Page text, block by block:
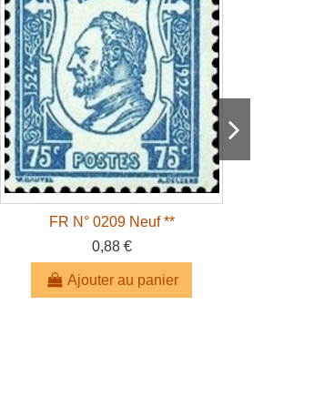
FR N° 0209 Neuf **
0,88 €
Ajouter au panier